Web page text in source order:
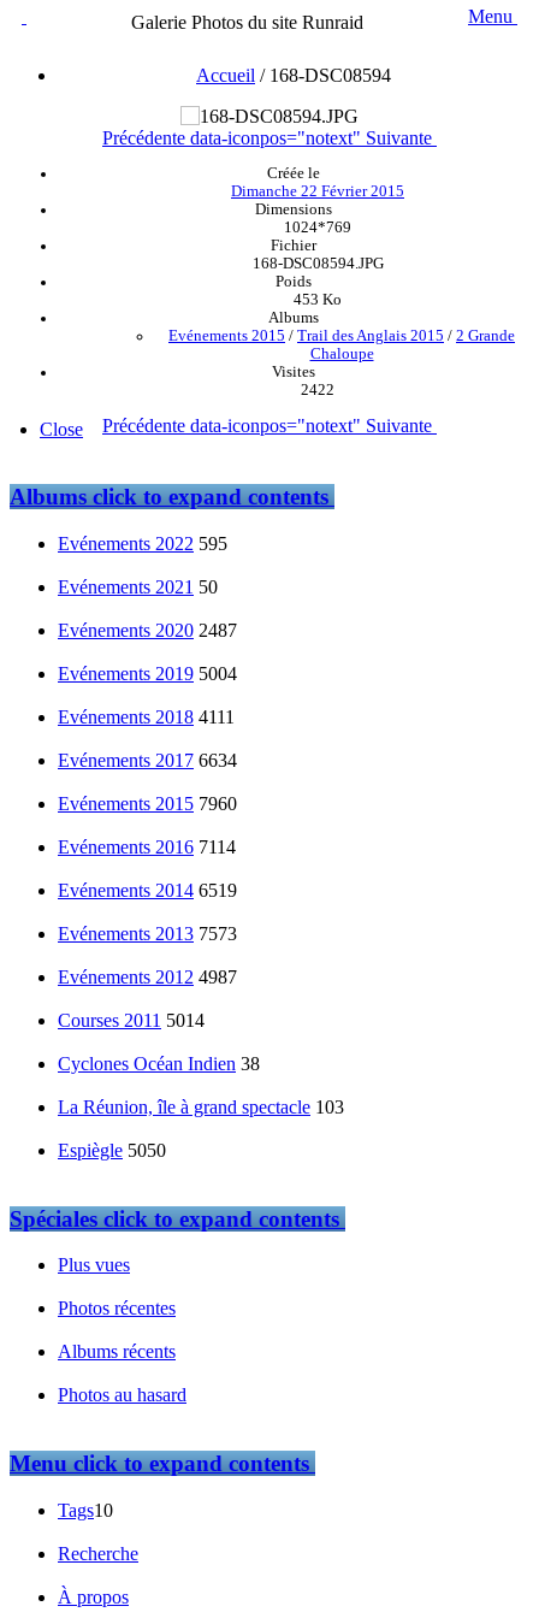
Galerie Photos du site Runraid Menu
Accueil / 168-DSC08594
Précédente data-iconpos="notext" Suivante
Créée le
Dimanche 22 Février 2015
Dimensions
1024*769
Fichier
168-DSC08594.JPG
Poids
453 Ko
Albums
Evénements 2015 / Trail des Anglais 2015 / 2 Grande
Chaloupe
Visites
2422
Précédente data-iconpos="notext" Suivante
Close
Albumsclick to expand contents
Evénements 2022 595
Evénements 2021 50
Evénements 2020 2487
Evénements 2019 5004
Evénements 2018 4111
Evénements 2017 6634
Evénements 2015 7960
Evénements 2016 7114
Evénements 2014 6519
Evénements 2013 7573
Evénements 2012 4987
Courses 2011 5014
Cyclones Océan Indien 38
La Réunion, île à grand spectacle 103
Espiègle 5050
Spécialesclick to expand contents
Plus vues
Photos récentes
Albums récents
Photos au hasard
Menuclick to expand contents
Tags10
Recherche
À propos